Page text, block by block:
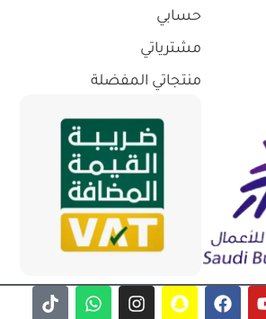
حسابي
مشترياتي
منتجاتي المفضلة